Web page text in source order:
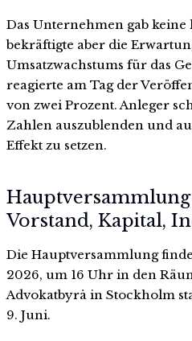
Das Unternehmen gab keine
bekräftigte aber die
Umsatzwachstums für das
reagierte am Tag der
von zwei Prozent. Anleger
Zahlen auszublenden und
Effekt zu setzen.
Hauptversammlung
Vorstand, Kapital,
Die Hauptversammlung
2026, um 16 Uhr in den
Advokatbyrå in Stockholm
9. Juni.